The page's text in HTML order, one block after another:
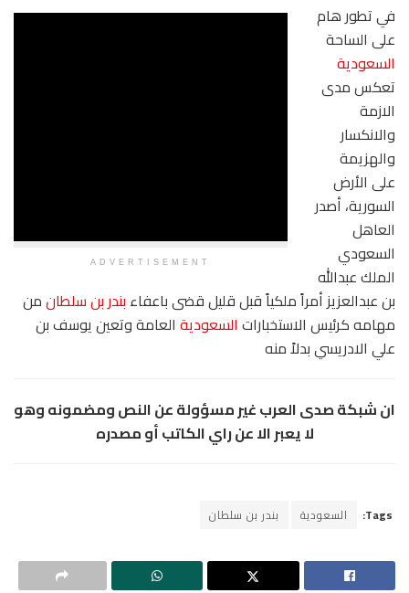
ADVERTISEMENT
في تطور هام
على الساحة
السعودية
تعكس مدى
الازمة
والانكسار
والهزيمة
على الأرض
السورية، أصدر
العاهل
السعودي
الملك عبدالله
بن عبدالعزيز أمراً ملكياً قبل قليل قضى باعفاء بندر بن سلطانمن
مهامه كرئيس الاستخبارات السعودية العامة وتعين يوسف بن
علي الادريسي بدلاً منه
ان شبكة صدى العرب غير مسؤولة عن النص ومضمونه وهو
لا يعبر الا عن راي الكاتب أو مصدره
Tags: السعودية بندر بن سلطان